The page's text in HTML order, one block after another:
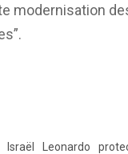
modernisation
Israël Leonardo